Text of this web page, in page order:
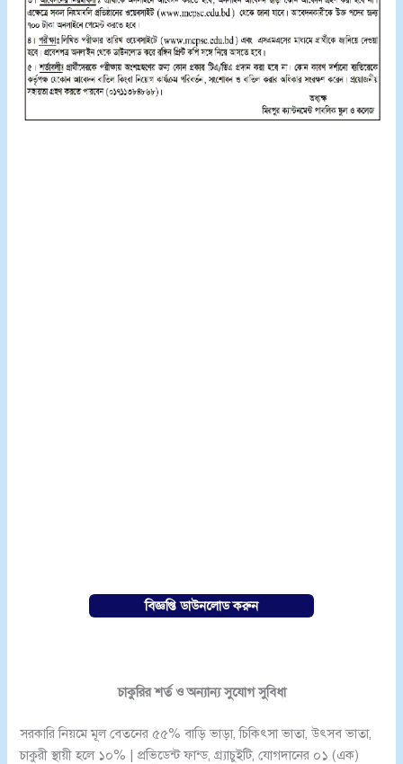
বিজ্ঞপ্তি ডাউনলোড করুন
চাকুরির শর্ত ও অন্যান্য সুযোগ সুবিধা
সরকারি নিয়মে মূল বেতনের ৫৫% বাড়ি ভাড়া, চিকিৎসা ভাতা, উৎসব ভাতা,
চাকুরী স্থায়ী হলে ১০% | প্রভিডেন্ট ফান্ড, গ্র্যাচুইটি, যোগদানের ০১ (এক)